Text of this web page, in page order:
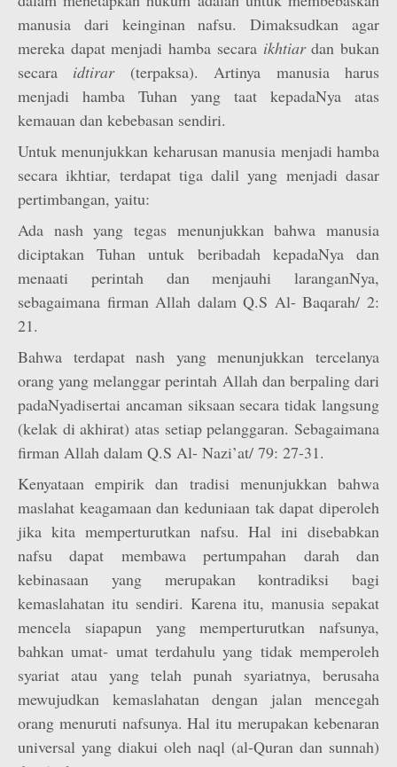
manusia dari keinginan nafsu. Dimaksudkan agar
mereka dapat menjadi hamba secara ikhtiardan bukan
secara idtirar(terpaksa). Artinya manusia harus
menjadi hamba Tuhan yang taat kepadaNya atas
kemauan dan kebebasan sendiri.
Untuk menunjukkan keharusan manusia menjadi hamba
secara ikhtiar, terdapat tiga dalil yang menjadi dasar
pertimbangan, yaitu:
Ada nash yang tegas menunjukkan bahwa manusia
diciptakan Tuhan untuk beribadah kepadaNya dan
menaati perintah dan menjauhi laranganNya,
sebagaimana firman Allah dalam Q.S Al- Baqarah/ 2:
21.
Bahwa terdapat nash yang menunjukkan tercelanya
orang yang melanggar perintah Allah dan berpaling dari
padaNyadisertai ancaman siksaan secara tidak langsung
(kelak di akhirat) atas setiap pelanggaran. Sebagaimana
firman Allah dalam Q.S Al- Nazi’at/ 79: 27-31.
Kenyataan empirik dan tradisi menunjukkan bahwa
maslahat keagamaan dan keduniaan tak dapat diperoleh
jika kita memperturutkan nafsu. Hal ini disebabkan
nafsu dapat membawa pertumpahan darah dan
kebinasaan yang merupakan kontradiksi bagi
kemaslahatan itu sendiri. Karena itu, manusia sepakat
mencela siapapun yang memperturutkan nafsunya,
bahkan umat- umat terdahulu yang tidak memperoleh
syariat atau yang telah punah syariatnya, berusaha
mewujudkan kemaslahatan dengan jalan mencegah
orang menuruti nafsunya. Hal itu merupakan kebenaran
universal yang diakui oleh naql (al-Quran dan sunnah)